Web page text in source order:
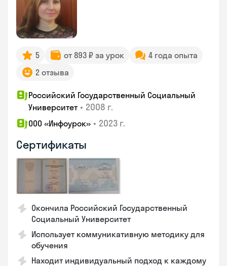
5 от 893 ₽ за урок
4 года опыта
2 отзыва
Российский Государственный Социальный
Университет • 2008 г.
ООО «Инфоурок» • 2023 г.
Сертификаты
Окончила Российский Государственный
Социальный Университет
Использует коммуникативную методику для
обучения
Находит индивидуальный подход к каждому